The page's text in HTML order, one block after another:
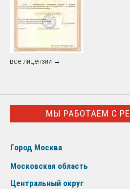
все лицензии →
МЫ РАБОТАЕМ С
Город Москва
Московская область
Центральный округ